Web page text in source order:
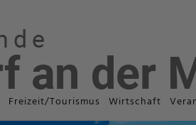
Freizeit/Tourismus Wirtschaft